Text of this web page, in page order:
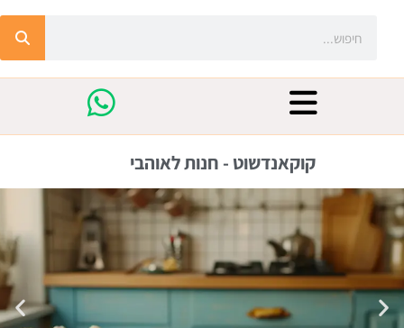
קוקאנדשוט - חנות לאוהבי